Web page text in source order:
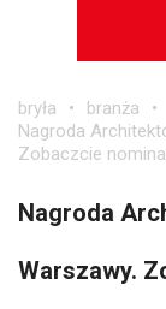
bryła
branża
Nagroda
Zobaczcie
Nagroda
Warszawy.